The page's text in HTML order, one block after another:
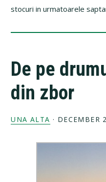
stocuri in urmatoarele
De pe
din zbor
UNA ALTA · DECEMBER